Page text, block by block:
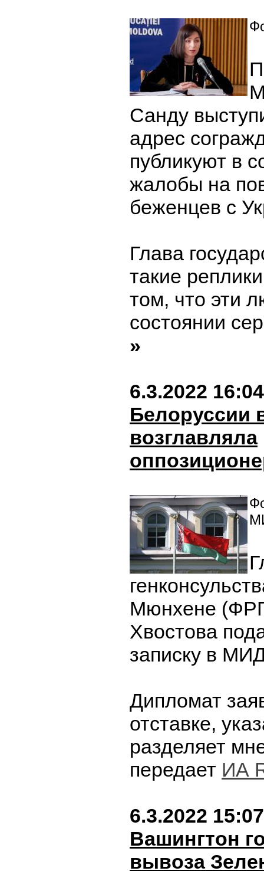
Санду
адрес
публикуют в
жалобы на
беженцев с
Глава
такие
том, что эти
состоянии
»
6.3.2022 16:04
Белоруссии
возглавляла
Мюнхене
Хвостова
записку в
Дипломат
отставке,
разделяет
передает ИА
6.3.2022 15:07
Вашингтон
вывоза